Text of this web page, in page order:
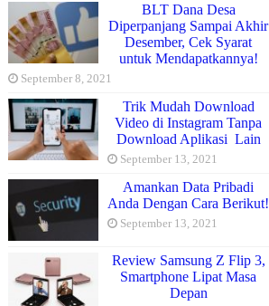
BLT Dana Desa
Diperpanjang Sampai Akhir
Desember, Cek Syarat
untuk Mendapatkannya!
September 8, 2021
Trik Mudah Download
Video di Instagram Tanpa
Download Aplikasi Lain
September 13, 2021
Amankan Data Pribadi
Anda Dengan Cara Berikut!
September 13, 2021
Review Samsung Z Flip 3,
Smartphone Lipat Masa
Depan